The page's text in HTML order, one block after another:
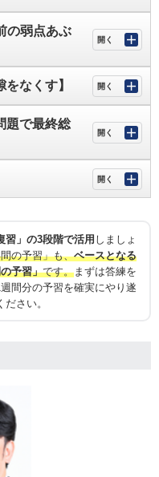
の弱点あぶ
なくす】
題で最終総
習」の3段階で活用 しましょ
の予習」も、ベースとなる
予習」です。 まずは答練を
間分の予習を確実にやり遂
さい。